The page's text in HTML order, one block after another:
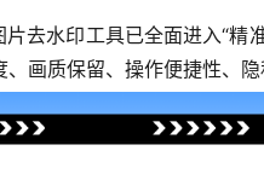
去水印工具已全面进入“精
画质保留、操作便捷性、